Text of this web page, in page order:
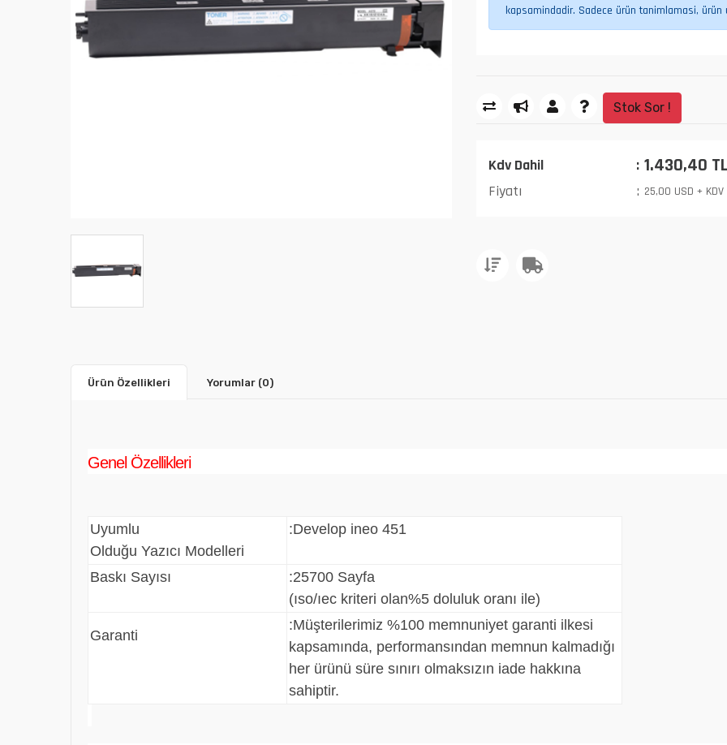
kapsamindadir. Sadece ürün tanimlamasi,
Stok Sor !
Kdv Dahil 1.430,40
Fiyatı 25,00 USD + KDV
Ürün Özellikleri Yorumlar (0)
Genel Özellikleri
Uyumlu
Olduğu Yazıcı Modelleri
:Develop ineo 451
Baskı Sayısı
:25700 Sayfa
(ıso/ıec kriteri olan%5 doluluk oranı ile)
Garanti
:Müşterilerimiz %100 memnuniyet garanti ilkesi
kapsamında, performansından memnun kalmadığı
her ürünü süre sınırı olmaksızın iade hakkına
sahiptir.